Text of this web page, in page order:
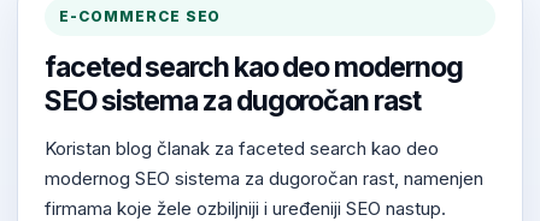
E-COMMERCE SEO
faceted search kao deo modernog
SEO sistema za dugoročan rast
Koristan blog članak za faceted search kao deo
modernog SEO sistema za dugoročan rast, namenjen
firmama koje žele ozbiljniji i uređeniji SEO nastup.